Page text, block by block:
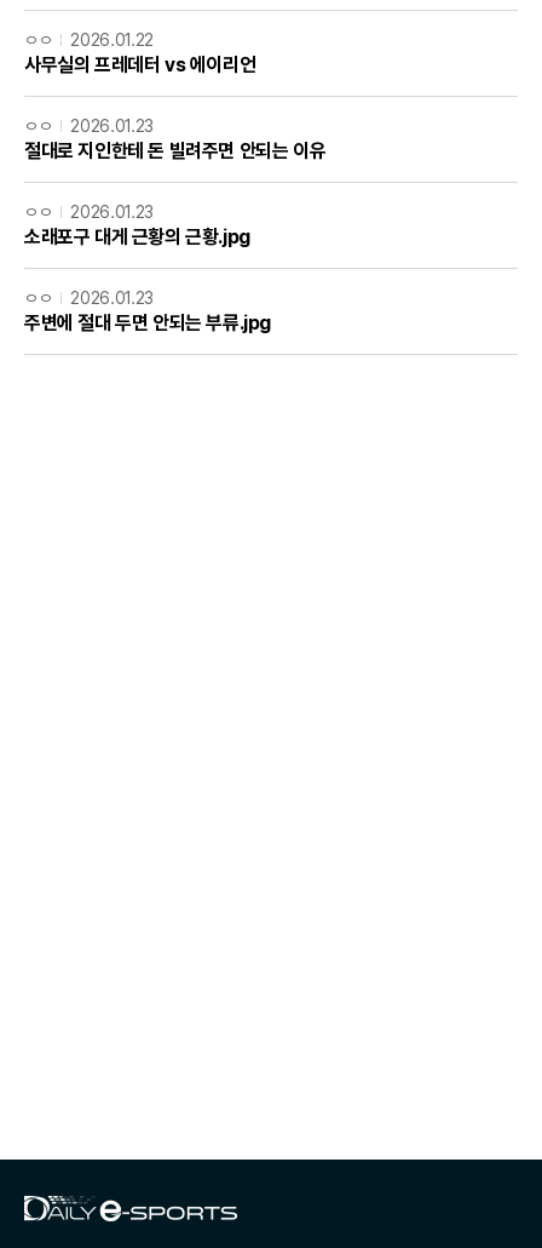
ㅇㅇ 2026.01.22
사무실의 프레데터 vs 에이리언
ㅇㅇ 2026.01.23
절대로 지인한테 돈 빌려주면 안되는 이유
ㅇㅇ 2026.01.23
소래포구 대게 근황의 근황.jpg
ㅇㅇ 2026.01.23
주변에 절대 두면 안되는 부류.jpg